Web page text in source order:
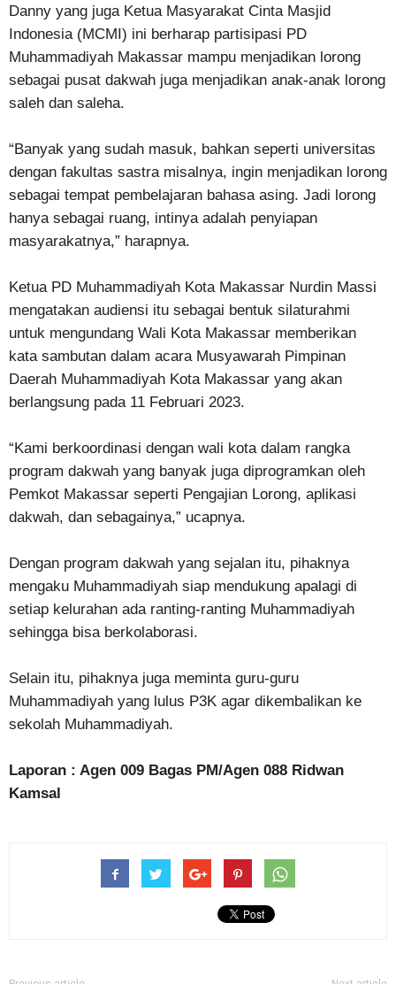
Danny yang juga Ketua Masyarakat Cinta Masjid
Indonesia (MCMI) ini berharap partisipasi PD
Muhammadiyah Makassar mampu menjadikan lorong
sebagai pusat dakwah juga menjadikan anak-anak lorong
saleh dan saleha.
“Banyak yang sudah masuk, bahkan seperti universitas
dengan fakultas sastra misalnya, ingin menjadikan lorong
sebagai tempat pembelajaran bahasa asing. Jadi lorong
hanya sebagai ruang, intinya adalah penyiapan
masyarakatnya,” harapnya.
Ketua PD Muhammadiyah Kota Makassar Nurdin Massi
mengatakan audiensi itu sebagai bentuk silaturahmi
untuk mengundang Wali Kota Makassar memberikan
kata sambutan dalam acara Musyawarah Pimpinan
Daerah Muhammadiyah Kota Makassar yang akan
berlangsung pada 11 Februari 2023.
“Kami berkoordinasi dengan wali kota dalam rangka
program dakwah yang banyak juga diprogramkan oleh
Pemkot Makassar seperti Pengajian Lorong, aplikasi
dakwah, dan sebagainya,” ucapnya.
Dengan program dakwah yang sejalan itu, pihaknya
mengaku Muhammadiyah siap mendukung apalagi di
setiap kelurahan ada ranting-ranting Muhammadiyah
sehingga bisa berkolaborasi.
Selain itu, pihaknya juga meminta guru-guru
Muhammadiyah yang lulus P3K agar dikembalikan ke
sekolah Muhammadiyah.
Laporan : Agen 009 Bagas PM/Agen 088 Ridwan
Kamsal